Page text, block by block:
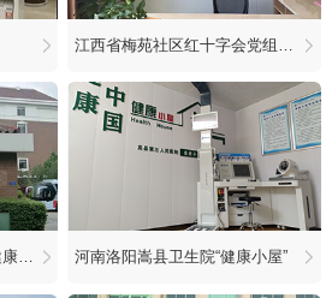
青岛湛山疗养院引进携康“健康小屋” 河南洛阳嵩县卫生院“健康小屋”